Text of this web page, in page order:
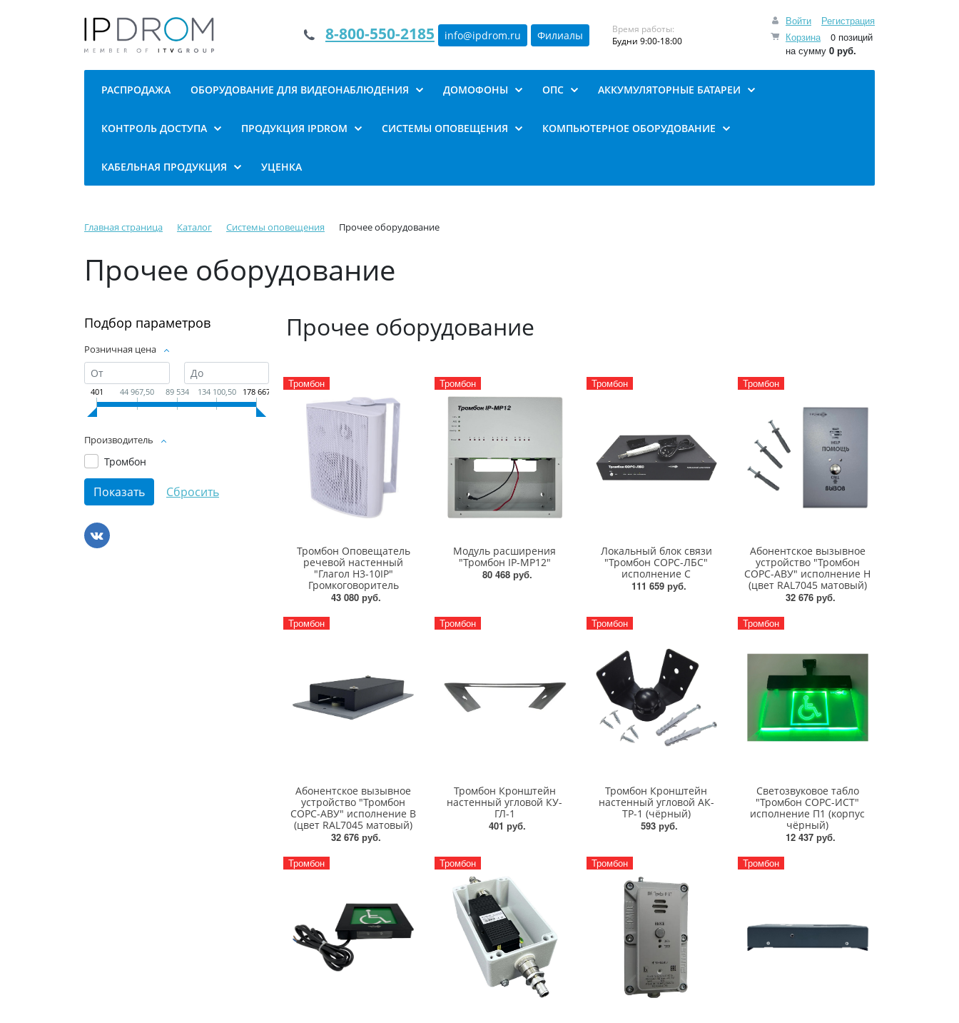
Войти
Регистрация
Корзина
0 позиций
на сумму 0 руб.
8-800-550-2185 info@ipdrom.ru Филиалы
Время работы:
Будни 9:00-18:00
РАСПРОДАЖА ОБОРУДОВАНИЕ ДЛЯ ВИДЕОНАБЛЮДЕНИЯ ДОМОФОНЫ ОПС АККУМУЛЯТОРНЫЕ БАТАРЕИ
КОНТРОЛЬ ДОСТУПА ПРОДУКЦИЯ IPDROM СИСТЕМЫ ОПОВЕЩЕНИЯ КОМПЬЮТЕРНОЕ ОБОРУДОВАНИЕ
КАБЕЛЬНАЯ ПРОДУКЦИЯ УЦЕНКА
Главная страница Каталог Системы оповещения Прочее оборудование
Прочее оборудование
Подбор параметров
Розничная цена
401 44 967,50 89 534 134 100,50 178 667
Производитель
Тромбон
Прочее оборудование
Тромбон
Тромбон Оповещатель
речевой настенный
"Глагол Н3-10IP"
Громкоговоритель
43 080 руб.
Тромбон
Модуль расширения
"Тромбон IP-МР12"
80 468 руб.
Тромбон
Локальный блок связи
"Тромбон СОРС-ЛБС"
исполнение С
111 659 руб.
Тромбон
Абонентское вызывное
устройство "Тромбон
СОРС-АВУ" исполнение Н
(цвет RAL7045 матовый)
32 676 руб.
Тромбон
Абонентское вызывное
устройство "Тромбон
СОРС-АВУ" исполнение В
(цвет RAL7045 матовый)
32 676 руб.
Тромбон
Тромбон Кронштейн
настенный угловой КУ-
ГЛ-1
401 руб.
Тромбон
Тромбон Кронштейн
настенный угловой АК-
ТР-1 (чёрный)
593 руб.
Тромбон
Светозвуковое табло
"Тромбон СОРС-ИСТ"
исполнение П1 (корпус
чёрный)
12 437 руб.
Тромбон
Тромбон Тромбон Тромбон